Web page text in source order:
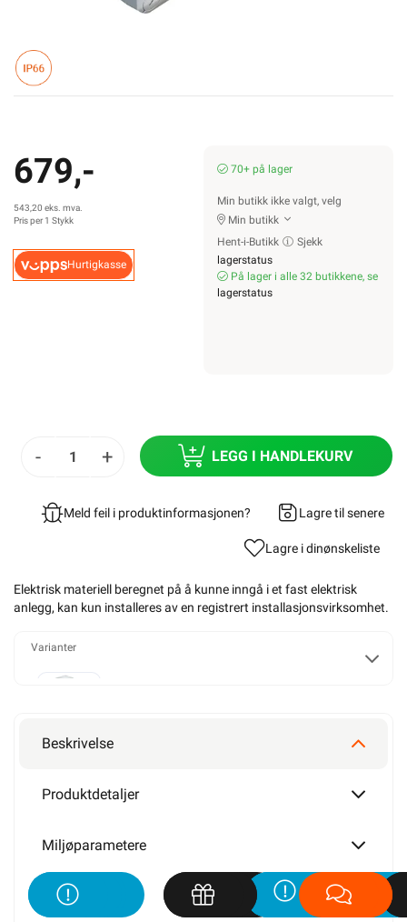
679,-
543,20 eks. mva.
Pris per 1 Stykk
Hurtigkasse
70+ på lager
Min butikk ikke valgt, velg
Min butikk
Hent-i-Butikk
Sjekk
lagerstatus
På lager i alle 32 butikkene, se
lagerstatus
- + LEGG I HANDLEKURV
Meld feil i produktinformasjonen? Lagre til senere
Lagre i dinønskeliste
Elektrisk materiell beregnet på å kunne inngå i et fast elektrisk
anlegg, kan kun installeres av en registrert installasjonsvirksomhet.
Varianter
T40
T60
Beskrivelse
Produktdetaljer
Miljøparametere
ETIM